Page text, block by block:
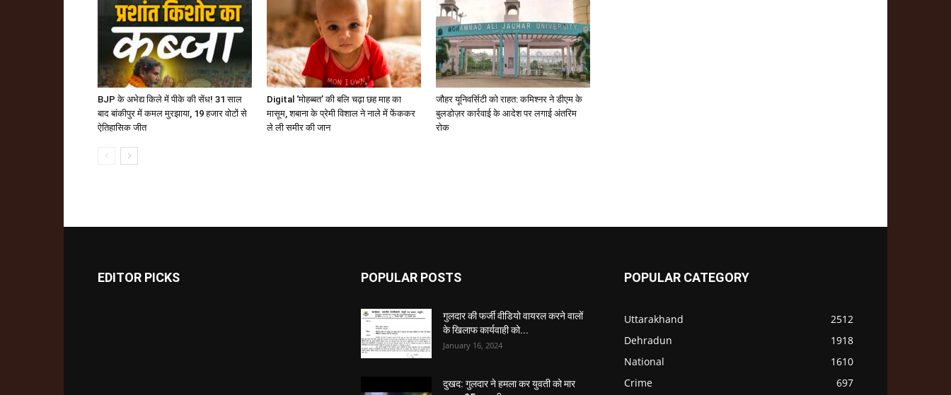
BJP के अभेद्य किले में पीके की सेंध! 31 साल
बाद बांकीपुर में कमल मुरझाया, 19 हजार वोटों से
ऐतिहासिक जीत
Digital ‘मोहब्बत’ की बलि चढ़ा छह माह का
मासूम, शबाना के प्रेमी विशाल ने नाले में फेंककर
ले ली समीर की जान
जौहर यूनिवर्सिटी को राहत: कमिश्नर ने डीएम के
बुलडोज़र कार्रवाई के आदेश पर लगाई अंतरिम
रोक
EDITOR PICKS POPULAR POSTS
गुलदार की फर्जी वीडियो वायरल करने वालों
के खिलाफ कार्यवाही को...
January 16, 2024
दुखद: गुलदार ने हमला कर युवती को मार
POPULAR CATEGORY
Uttarakhand
2512
Dehradun
1918
National
1610
Crime
697